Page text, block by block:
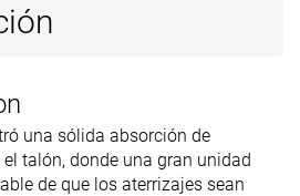
una sólida absorción de
talón, donde una gran unidad
de que los aterrizajes sean